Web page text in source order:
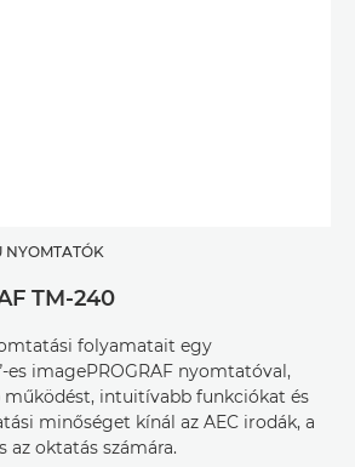
NYOMTATÓK
TM-240
folyamatait egy
es imagePROGRAF nyomtatóval,
működést, intuitívabb funkciókat és
minőséget kínál az AEC irodák, a
az oktatás számára.